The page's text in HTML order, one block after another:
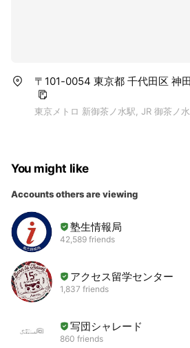
〒101-0054 東京都 千代田区 神
東京メトロ 新御茶ノ水駅, JR 御茶ノ
You might like
Accounts others are viewing
塾生情報局
42,589 friends
アクセス留学センター
1,837 friends
写団シャレード
860 friends